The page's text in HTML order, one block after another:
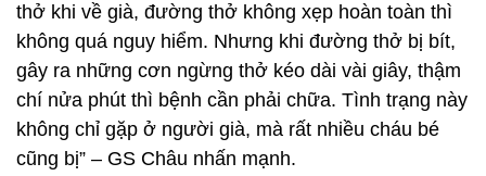
thở khi về già, đường thở không xẹp hoàn toàn thì
không quá nguy hiểm. Nhưng khi đường thở bị bít,
gây ra những cơn ngừng thở kéo dài vài giây, thậm
chí nửa phút thì bệnh cần phải chữa. Tình trạng này
không chỉ gặp ở người già, mà rất nhiều cháu bé
cũng bị” – GS Châu nhấn mạnh.